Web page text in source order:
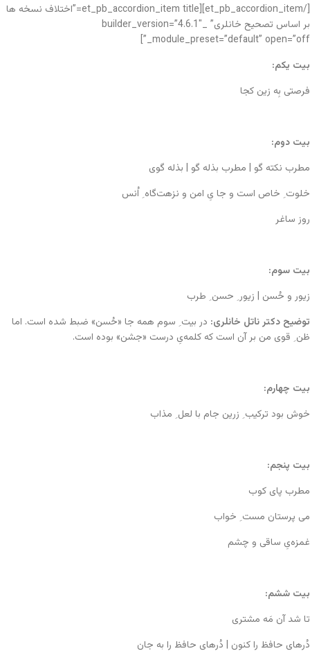
[/et_pb_accordion_item][et_pb_accordion_item title=”اختلاف نسخه ها
بر اساس تصحیح خانلری” _builder_version=”4.6.1″
_module_preset=”default” open=”off”]
بیت یکم:
فرصتی بِه زین کجا
بیت دوم:
مطرب نکته گو | مطرب بذله گو | بذله گوی
خلوت ِ خاص است و جا یِ امن و نزهت‌گاه ِ اُنس
روز ساغر
بیت سوم:
زیور و حُسن | زیور ِ حسن ِ طرب
توضیح دکتر ناتل خانلری: در بیت ِ سوم همه جا «حُسن» ضبط شده است. اما
ظن ِ قوی من بر آن است که کلمه‌یِ درست «جشن» بوده است.
بیت چهارم:
خوش بود ترکیب ِ زرین جام با لعل ِ مذاب
بیت پنجم:
مطرب پای کوب
می پرستان مست ِ خواب
غمزه‌یِ ساقی و چشم
بیت ششم:
تا شد آن مَه مشتری
دُرهای حافظ را کنون | دُرهای حافظ را به جان